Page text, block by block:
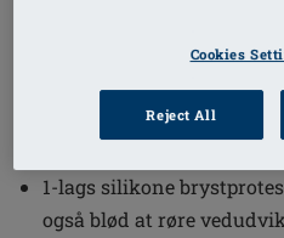
1-lags silikone
også blød at røre
Cookies
Reject All